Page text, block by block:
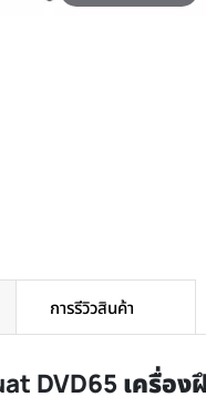
DVD65 เครื่อ
การรีวิวสินค้า